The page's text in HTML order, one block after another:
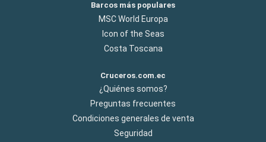
Barcos más populares
MSC World Europa
Icon of the Seas
Costa Toscana
Cruceros.com.ec
¿Quiénes somos?
Preguntas frecuentes
Condiciones generales de venta
Seguridad